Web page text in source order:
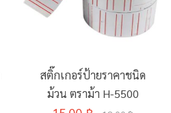
สติ๊กเกอร์ป้ายราคาชนิด
ม้วน ตราม้า H-5500